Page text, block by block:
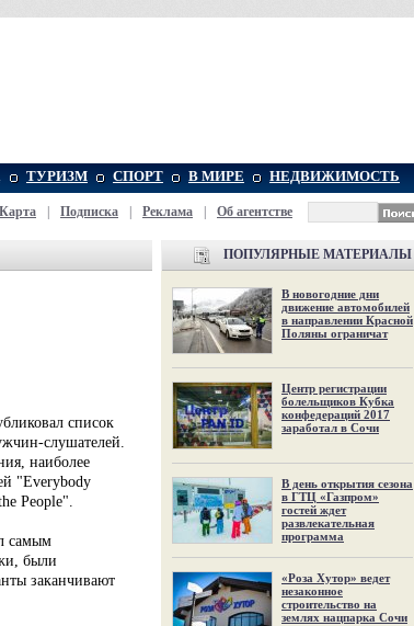
ТУРИЗМ СПОРТ В МИРЕ НЕДВИЖИМОСТЬ
Карта Подписка Реклама Об агентстве
список
слушателей.
наиболее
"Everybody
People".
самым
были
заканчивают
ПОПУЛЯРНЫЕ МАТЕРИАЛЫ
В новогодние дни
движение автомобилей
в направлении Красной
Поляны ограничат
Центр регистрации
болельщиков Кубка
конфедераций 2017
заработал в Сочи
В день открытия сезона
в ГТЦ «Газпром»
гостей ждет
развлекательная
программа
«Роза Хутор» ведет
незаконное
строительство на
землях нацпарка Сочи